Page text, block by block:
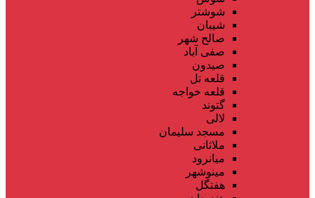
شوشتر
شیبان
صالح شهر
صفی آباد
صیدون
قلعه تل
قلعه خواجه
گتوند
لالی
مسجد سلیمان
ملاثانی
میانرود
مینوشهر
هفتگل